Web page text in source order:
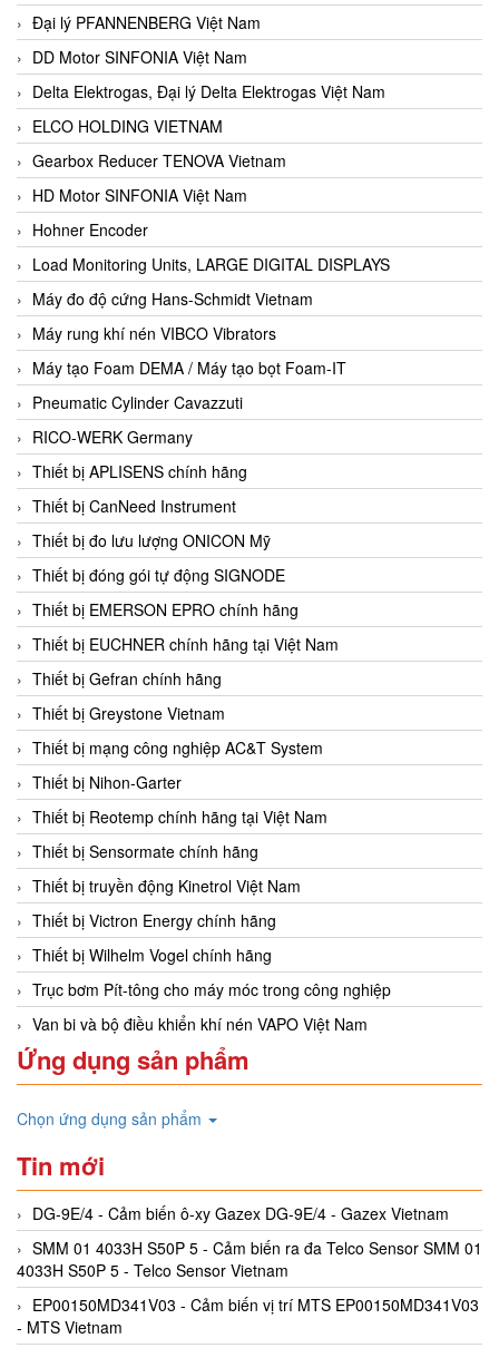
Đại lý PFANNENBERG Việt Nam
DD Motor SINFONIA Việt Nam
Delta Elektrogas, Đại lý Delta Elektrogas Việt Nam
ELCO HOLDING VIETNAM
Gearbox Reducer TENOVA Vietnam
HD Motor SINFONIA Việt Nam
Hohner Encoder
Load Monitoring Units, LARGE DIGITAL DISPLAYS
Máy đo độ cứng Hans-Schmidt Vietnam
Máy rung khí nén VIBCO Vibrators
Máy tạo Foam DEMA / Máy tạo bọt Foam-IT
Pneumatic Cylinder Cavazzuti
RICO-WERK Germany
Thiết bị APLISENS chính hãng
Thiết bị CanNeed Instrument
Thiết bị đo lưu lượng ONICON Mỹ
Thiết bị đóng gói tự động SIGNODE
Thiết bị EMERSON EPRO chính hãng
Thiết bị EUCHNER chính hãng tại Việt Nam
Thiết bị Gefran chính hãng
Thiết bị Greystone Vietnam
Thiết bị mạng công nghiệp AC&T System
Thiết bị Nihon-Garter
Thiết bị Reotemp chính hãng tại Việt Nam
Thiết bị Sensormate chính hãng
Thiết bị truyền động Kinetrol Việt Nam
Thiết bị Victron Energy chính hãng
Thiết bị Wilhelm Vogel chính hãng
Trục bơm Pít-tông cho máy móc trong công nghiệp
Van bi và bộ điều khiển khí nén VAPO Việt Nam
Ứng dụng sản phẩm
Chọn ứng dụng sản phẩm
Tin mới
DG-9E/4 - Cảm biến ô-xy Gazex DG-9E/4 - Gazex Vietnam
SMM 01 4033H S50P 5 - Cảm biến ra đa Telco Sensor SMM 01
4033H S50P 5 - Telco Sensor Vietnam
EP00150MD341V03 - Cảm biến vị trí MTS EP00150MD341V03
- MTS Vietnam